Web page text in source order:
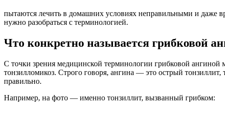
пытаются лечить в домашних условиях неправильными и даже
нужно разобраться с терминологией.
Что конкретно называется грибковой
C точки зрения медицинской терминологии грибковой
тонзилломикоз. Строго говоря, ангина — это острый
правильно.
Например, на фото — именно тонзиллит, вызванный грибком: